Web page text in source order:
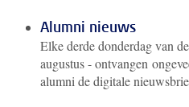
Alumni nieuws
Elke derde donderdag van
augustus - ontvangen
alumni de digitale